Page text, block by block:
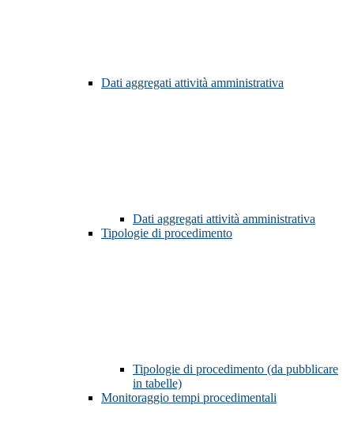
Dati aggregati attività amministrativa
Dati aggregati attività amministrativa
Tipologie di procedimento
Tipologie di procedimento (da pubblicare
in tabelle)
Monitoraggio tempi procedimentali